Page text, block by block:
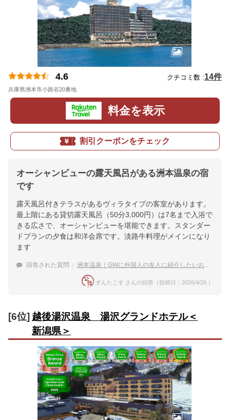
4.6 クチコミ数 :14件
兵庫県洲本市小路谷20番地
料金を表示
割引クーポンをチェック
オーシャンビューの露天風呂がある洲本温泉の宿
です
露天風呂付きテラスがあるヴィラタイプの客室があります。
最上階にある貸切露天風呂（50分3,000円）は7名まで入浴で
きる広さで、オーシャンビューを堪能できます。スタンダー
ドプランの夕食は和洋会席です。淡路牛料理がメインになり
ます
回答された質問： 洲本温泉｜GWに外国人の友人に紹介したいおすすめの温泉宿は？
ずんたこす さんの回答（投稿日：2026/4/26 ）
[6位] 越後湯沢温泉 湯沢グランドホテル＜
新潟県＞